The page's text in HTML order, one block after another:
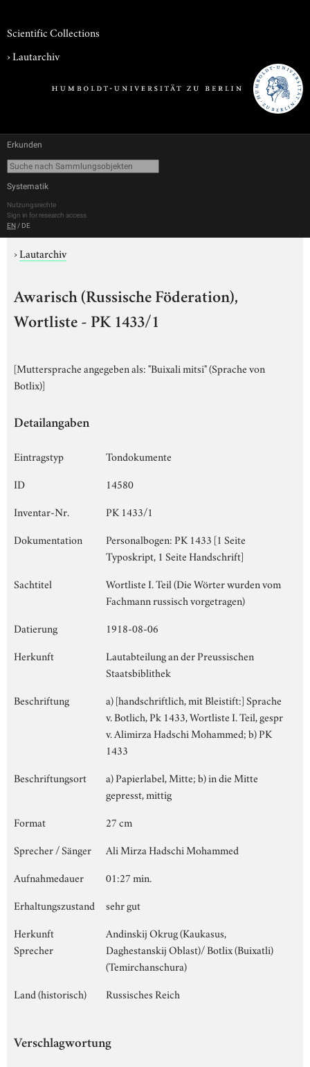
Scientific Collections
›Lautarchiv
Erkunden
Systematik
Nutzungsrechte
Sign in for research access
EN / DE
›Lautarchiv
Awarisch (Russische Föderation),
Wortliste - PK 1433/1
[Muttersprache angegeben als: "Buixali mitsi" (Sprache von
Botlix)]
Detailangaben
Eintragstyp
Tondokumente
ID
14580
Inventar-Nr.
PK 1433/1
Dokumentation
Personalbogen: PK 1433 [1 Seite
Typoskript, 1 Seite Handschrift]
Sachtitel
Wortliste I. Teil (Die Wörter wurden vom
Fachmann russisch vorgetragen)
Datierung
1918-08-06
Herkunft
Lautabteilung an der Preussischen
Staatsbiblithek
Beschriftung
a) [handschriftlich, mit Bleistift:] Sprache
v. Botlich, Pk 1433, Wortliste I. Teil, gespr
v. Alimirza Hadschi Mohammed; b) PK
1433
Beschriftungsort
a) Papierlabel, Mitte; b) in die Mitte
gepresst, mittig
Format
27 cm
Sprecher / Sänger
Ali Mirza Hadschi Mohammed
Aufnahmedauer
01:27 min.
Erhaltungszustand
sehr gut
Herkunft
Sprecher
Andinskij Okrug (Kaukasus,
Daghestanskij Oblast)/ Botlix (Buixatli)
(Temirchanschura)
Land (historisch)
Russisches Reich
Verschlagwortung